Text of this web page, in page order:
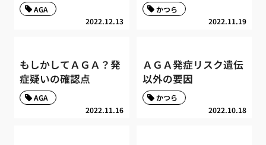
2022.12.13
AGA
2022.11.19
かつら
もしかしてＡＧＡ？発
症疑いの確認点
2022.11.16
AGA
ＡＧＡ発症リスク遺伝
以外の要因
2022.10.18
かつら